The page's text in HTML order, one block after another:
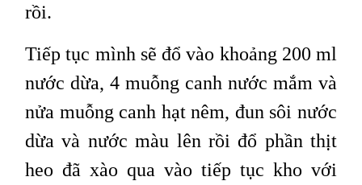
rồi.
Tiếp tục mình sẽ đổ vào khoảng 200 ml
nước dừa, 4 muỗng canh nước mắm và
nửa muỗng canh hạt nêm, đun sôi nước
dừa và nước màu lên rồi đổ phần thịt
heo đã xào qua vào tiếp tục kho với